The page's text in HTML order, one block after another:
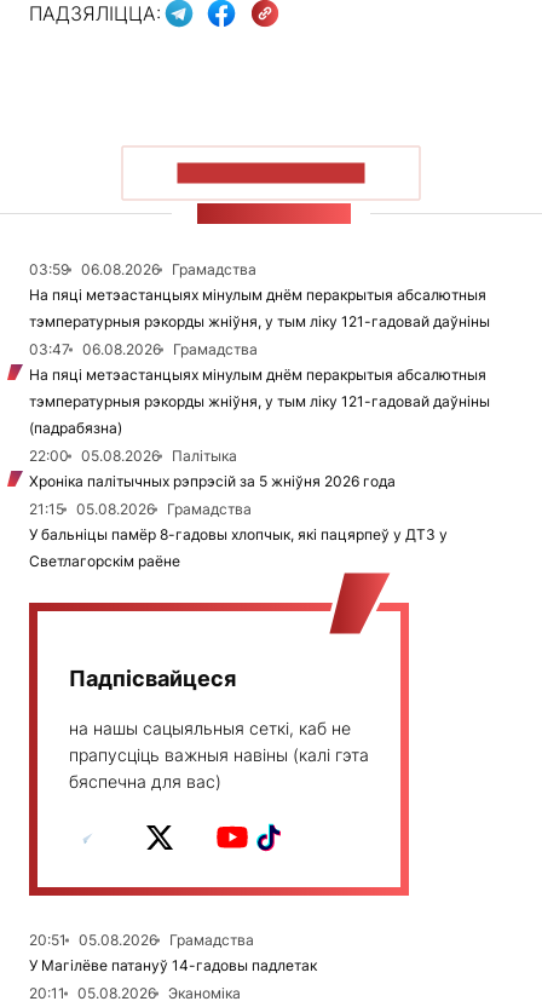
ПАДЗЯЛІЦЦА:
03:59 06.08.2026
Грамадства
На пяці метэастанцыях мінулым днём перакрытыя абсалютныя
тэмпературныя рэкорды жніўня, у тым ліку 121-гадовай даўніны
03:47
06.08.2026
Грамадства
На пяці метэастанцыях мінулым днём перакрытыя абсалютныя
тэмпературныя рэкорды жніўня, у тым ліку 121-гадовай даўніны
(падрабязна)
22:00
05.08.2026
Палітыка
Хроніка палітычных рэпрэсій за 5 жніўня 2026 года
21:15
05.08.2026
Грамадства
У бальніцы памёр 8-гадовы хлопчык, які пацярпеў у ДТЗ у
Светлагорскім раёне
Падпісвайцеся
на нашы сацыяльныя сеткі, каб не
прапусціць важныя навіны (калі гэта
бяспечна для вас)
20:51 05.08.2026
Грамадства
У Магілёве патануў 14-гадовы падлетак
20:11
05.08.2026
Эканоміка